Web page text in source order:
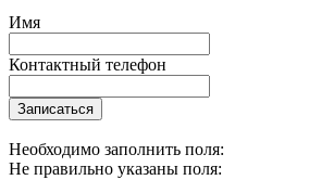
Имя
Контактный телефон
Записаться
Необходимо заполнить поля:
Не правильно указаны поля: